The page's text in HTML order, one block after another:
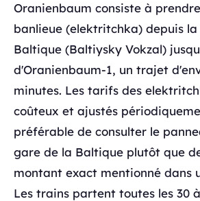
Oranienbaum consiste à
banlieue (elektritchka) depuis
Baltique (Baltiysky Vokzal)
d'Oranienbaum-1, un trajet
minutes. Les tarifs des
coûteux et ajustés
préférable de consulter le
gare de la Baltique plutôt que
montant exact mentionné dans
Les trains partent toutes les 30